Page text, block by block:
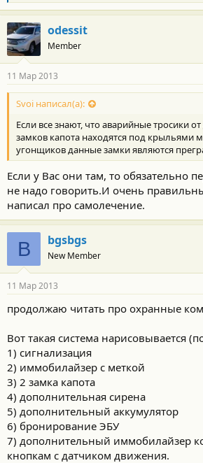
а
г
о
д
а
н
о
с
и
:
odessit
Member
11 Мар 2013
Svoi написал(а):
Если все знают, что аварийные тросики
замков капота находятся под крыльями
угонщиков данные замки являются
Если у Вас они там, то обязательно
не надо говорить.И очень
написал про самолечение.
B bgsbgs
New Member
11 Мар 2013
продолжаю читать про охранные
Вот такая система нарисовывается
1) сигнализация
2) иммобилайзер с меткой
3) 2 замка капота
4) дополнительная сирена
5) дополнительный аккумулятор
6) бронирование ЭБУ
7) дополнительный иммобилайзер
кнопкам с датчиком движения.